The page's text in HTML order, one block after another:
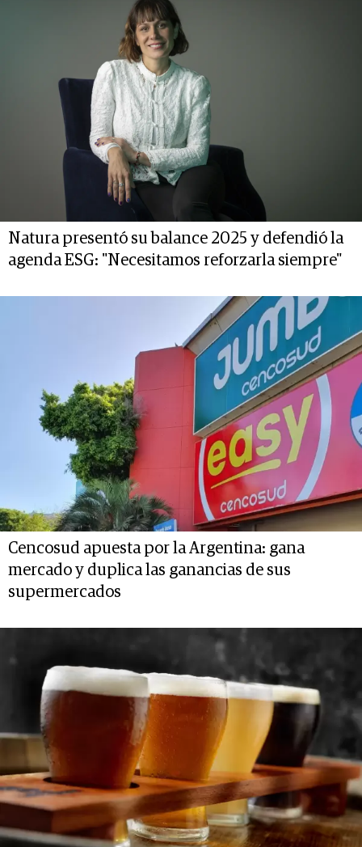
Natura presentó su balance 2025 y defendió la
agenda ESG: "Necesitamos reforzarla siempre"
Cencosud apuesta por la Argentina: gana
mercado y duplica las ganancias de sus
supermercados